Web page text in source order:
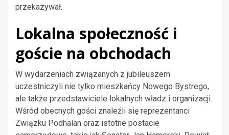
przekazywał.
Lokalna społeczność i
goście na obchodach
W wydarzeniach związanych z jubileuszem
uczestniczyli nie tylko mieszkańcy Nowego Bystrego,
ale także przedstawiciele lokalnych władz i organizacji.
Wśród obecnych gości znaleźli się reprezentanci
Związku Podhalan oraz istotne postacie